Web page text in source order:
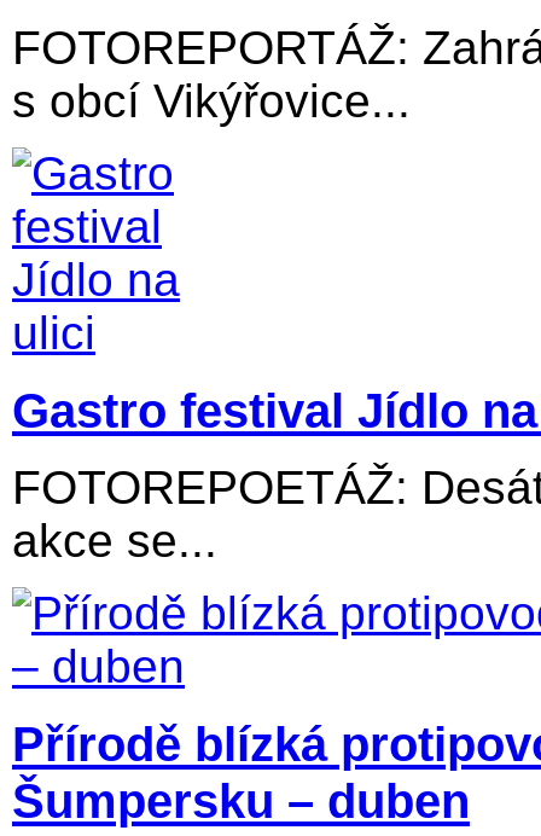
FOTOREPORTÁŽ:
s obcí Vikýřovice...
Gastro festival Jídlo
FOTOREPOETÁŽ:
akce se...
Přírodě blízká
Šumpersku – duben